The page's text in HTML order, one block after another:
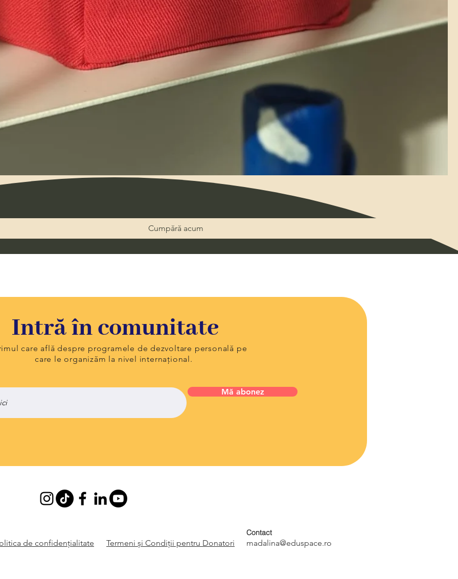
Cumpără acum
Intră în comunitate
care află despre programele de dezvoltare personală pe
care le organizăm la nivel internațional.
Mă abonez
Contact
de confidențialitate Termeni și Condiții pentru Donatori madalina@eduspace.ro